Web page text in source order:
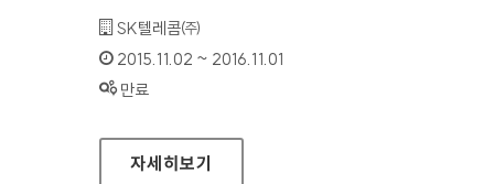
기관명 :
SK텔레콤㈜
인증기간 :
2015.11.02 ~ 2016.11.01
상태 :
만료
T-TOGETHER 홈페이지
자세히보기